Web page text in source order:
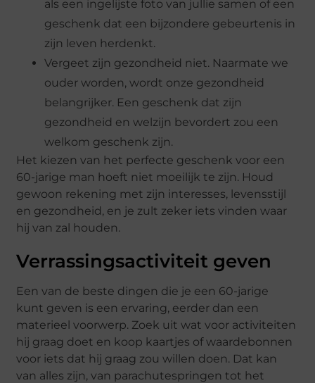
als een ingelijste foto van jullie samen of een
geschenk dat een bijzondere gebeurtenis in
zijn leven herdenkt.
Vergeet zijn gezondheid niet. Naarmate we
ouder worden, wordt onze gezondheid
belangrijker. Een geschenk dat zijn
gezondheid en welzijn bevordert zou een
welkom geschenk zijn.
Het kiezen van het perfecte geschenk voor een
60-jarige man hoeft niet moeilijk te zijn. Houd
gewoon rekening met zijn interesses, levensstijl
en gezondheid, en je zult zeker iets vinden waar
hij van zal houden.
Verrassingsactiviteit geven
Een van de beste dingen die je een 60-jarige
kunt geven is een ervaring, eerder dan een
materieel voorwerp. Zoek uit wat voor activiteiten
hij graag doet en koop kaartjes of waardebonnen
voor iets dat hij graag zou willen doen. Dat kan
van alles zijn, van parachutespringen tot het